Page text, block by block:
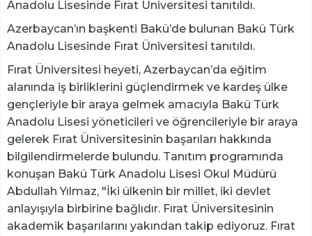
Anadolu Lisesinde Fırat Üniversitesi tanıtıldı.
Azerbaycan’ın başkenti Bakü’de bulunan Bakü Türk
Anadolu Lisesinde Fırat Üniversitesi tanıtıldı.
Fırat Üniversitesi heyeti, Azerbaycan’da eğitim
alanında iş birliklerini güçlendirmek ve kardeş ülke
gençleriyle bir araya gelmek amacıyla Bakü Türk
Anadolu Lisesi yöneticileri ve öğrencileriyle bir araya
gelerek Fırat Üniversitesinin başarıları hakkında
bilgilendirmelerde bulundu. Tanıtım programında
konuşan Bakü Türk Anadolu Lisesi Okul Müdürü
Abdullah Yılmaz, "İki ülkenin bir millet, iki devlet
anlayışıyla birbirine bağlıdır. Fırat Üniversitesinin
akademik başarılarını yakından takip ediyoruz. Fırat